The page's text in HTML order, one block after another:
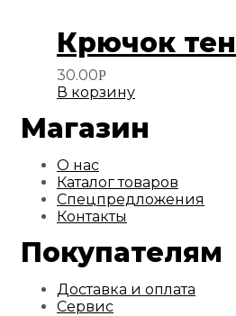
Крючок
30.00Р
В корзину
Магазин
О нас
Каталог товаров
Спецпредложения
Контакты
Покупателям
Доставка и оплата
Сервис